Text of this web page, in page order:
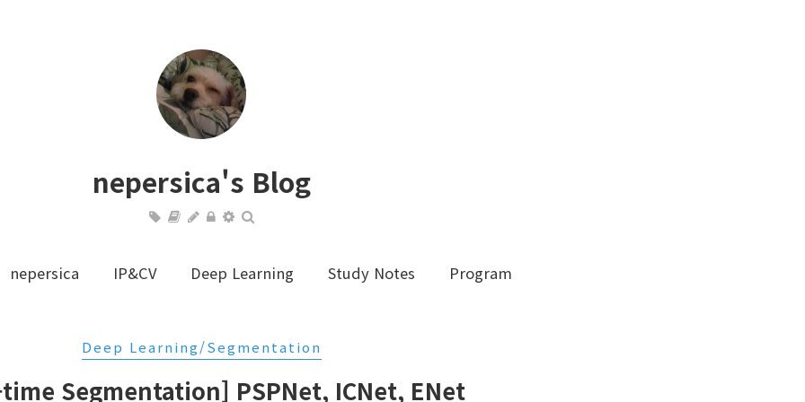
nepersica's Blog
nepersica IP&CV Deep Learning Study Notes Program
Deep Learning/Segmentation
Segmentation] PSPNet, ICNet, ENet